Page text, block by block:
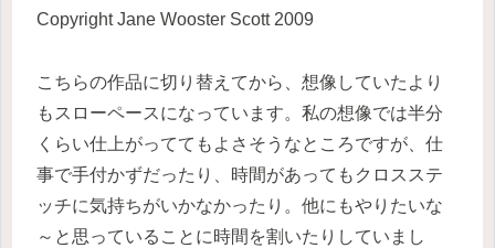
Copyright Jane Wooster Scott 2009
こちらの作品に切り替えてから、想像していたより
もスローペースになっています。私の想像では半分
くらい仕上がっててもよさそうなところですが、仕
事で手付かずだったり、時間があってもクロスステ
ッチに気持ちがいかなかったり。他にもやりたいな
～と思っていることに時間を割いたりしていまし